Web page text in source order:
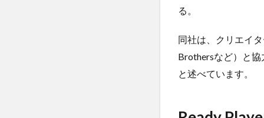
る。
同社は、クリエイ
Brothersなど）と協
と述べています。